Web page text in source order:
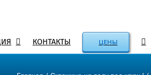
КОНТАКТЫ ЦЕНЫ